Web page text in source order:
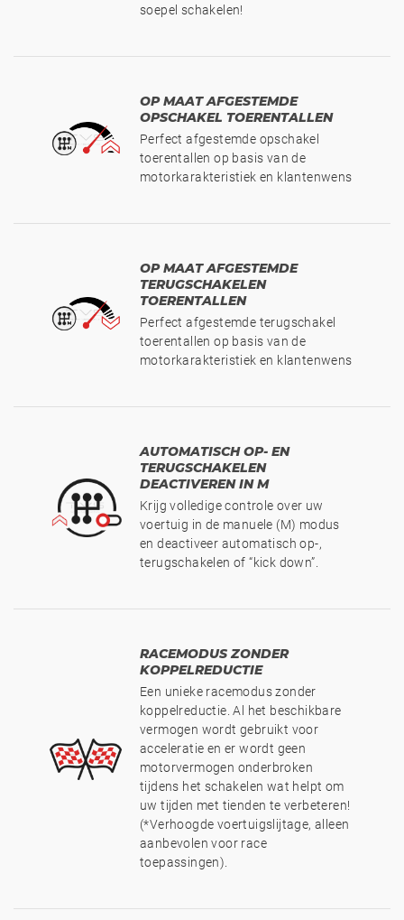
soepel schakelen!
OP MAAT AFGESTEMDE
OPSCHAKEL TOERENTALLEN
Perfect afgestemde opschakel
toerentallen op basis van de
motorkarakteristiek en klantenwens
OP MAAT AFGESTEMDE
TERUGSCHAKELEN
TOERENTALLEN
Perfect afgestemde terugschakel
toerentallen op basis van de
motorkarakteristiek en klantenwens
AUTOMATISCH OP- EN
TERUGSCHAKELEN
DEACTIVEREN IN M
Krijg volledige controle over uw
voertuig in de manuele (M) modus
en deactiveer automatisch op-,
terugschakelen of “kick down”.
RACEMODUS ZONDER
KOPPELREDUCTIE
Een unieke racemodus zonder
koppelreductie. Al het beschikbare
vermogen wordt gebruikt voor
acceleratie en er wordt geen
motorvermogen onderbroken
tijdens het schakelen wat helpt om
uw tijden met tienden te verbeteren!
(*Verhoogde voertuigslijtage, alleen
aanbevolen voor race
toepassingen).